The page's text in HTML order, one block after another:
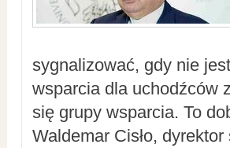
sygnalizować, gdy nie
wsparcia dla uchodźców
się grupy wsparcia. To
Waldemar Cisło,